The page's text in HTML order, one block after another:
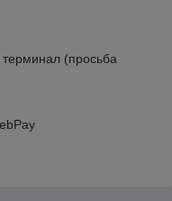
терминал (просьба